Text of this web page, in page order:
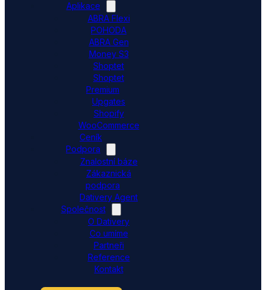
Aplikace
ABRA Flexi
POHODA
ABRA Gen
Money S3
Shoptet
Shoptet
Premium
Upgates
Shopify
WooCommerce
Ceník
Podpora
Znalostní báze
Zákaznická
podpora
Dativery Agent
Společnost
O Dativery
Co umíme
Partneři
Reference
Kontakt